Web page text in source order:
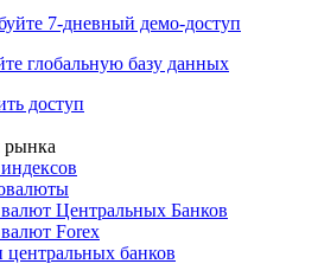
7-дневный демо-доступ
глобальную базу данных
доступ
Центральных Банков
Forex
центральных банков